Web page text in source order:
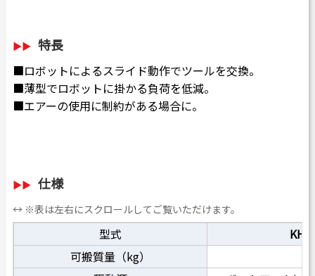
特長
■ロボットによるスライド動作でツールを交換。
■薄型でロボットに掛かる負荷を低減。
■エアーの使用に制約がある場合に。
仕様
↔ ※表は左右にスクロールしてご覧いただけます。
型式
可搬質量（kg）